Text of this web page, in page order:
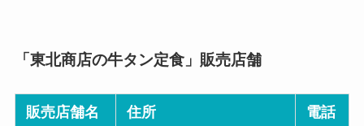
「東北商店の牛タン定食」販売店舗
販売店舗名 住所
電話